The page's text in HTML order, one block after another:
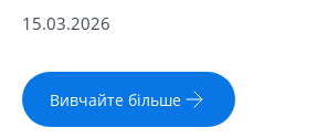
15.03.2026
Вивчайте більше